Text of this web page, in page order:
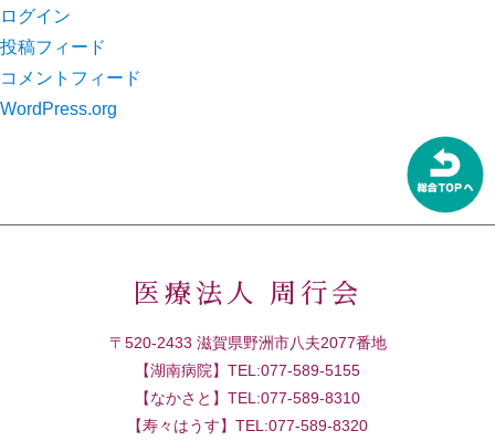
ログイン
投稿フィード
コメントフィード
WordPress.org
医療法人 周行会
〒520-2433 滋賀県野洲市八夫2077番地
【湖南病院】TEL:077-589-5155
【なかさと】TEL:077-589-8310
【寿々はうす】TEL:077-589-8320